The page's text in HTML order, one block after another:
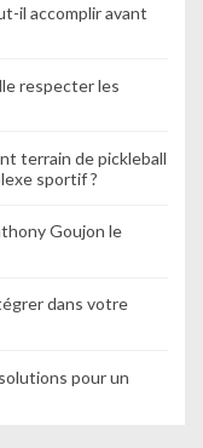
il accomplir avant
respecter les
terrain de pickleball
sportif ?
Goujon le
dans votre
pour un